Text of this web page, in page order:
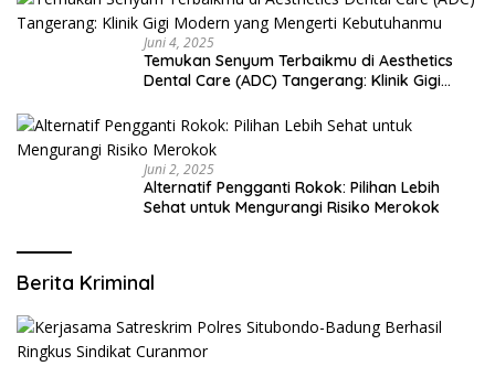
Juni 4, 2025
Temukan Senyum Terbaikmu di Aesthetics
Dental Care (ADC) Tangerang: Klinik Gigi
Juni 2, 2025
Alternatif Pengganti Rokok: Pilihan Lebih
Sehat untuk Mengurangi Risiko Merokok
Berita Kriminal